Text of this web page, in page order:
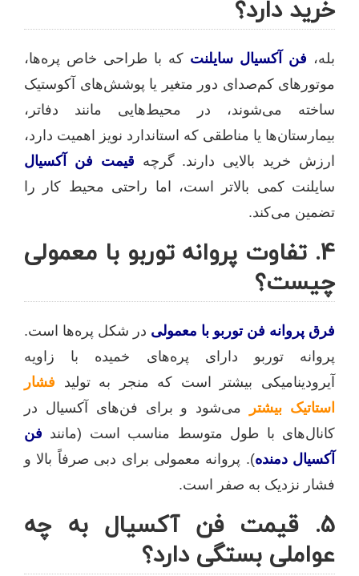
خرید دارد؟
بله، فن آکسیال سایلنت که با طراحی خاص پره‌ها،
موتورهای کم‌صدای دور متغیر یا پوشش‌های آکوستیک
ساخته می‌شوند، در محیط‌هایی مانند دفاتر،
بیمارستان‌ها یا مناطقی که استاندارد نویز اهمیت دارد،
ارزش خرید بالایی دارند. گرچه قیمت فن آکسیال
سایلنت کمی بالاتر است، اما راحتی محیط کار را
تضمین می‌کند.
4. تفاوت پروانه توربو با معمولی
چیست؟
فرق پروانه فن توربو با معمولی در شکل پره‌ها است.
پروانه توربو دارای پره‌های خمیده با زاویه
آیرودینامیکی بیشتر است که منجر به تولید فشار
استاتیک بیشتر
می‌شود و برای فن‌های آکسیال در
کانال‌های با طول متوسط مناسب است (مانند فن
آکسیال دمنده). پروانه معمولی برای دبی صرفاً بالا و
فشار نزدیک به صفر است.
5. قیمت فن آکسیال به چه
عواملی بستگی دارد؟